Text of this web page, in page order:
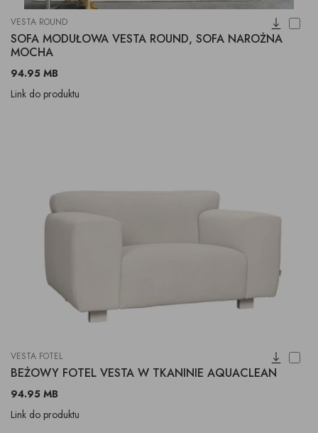
VESTA ROUND
SOFA MODUŁOWA VESTA ROUND, SOFA NAROŻNA
MOCHA
94.95 MB
Link do produktu
VESTA FOTEL
BEŻOWY FOTEL VESTA W TKANINIE AQUACLEAN
94.95 MB
Link do produktu